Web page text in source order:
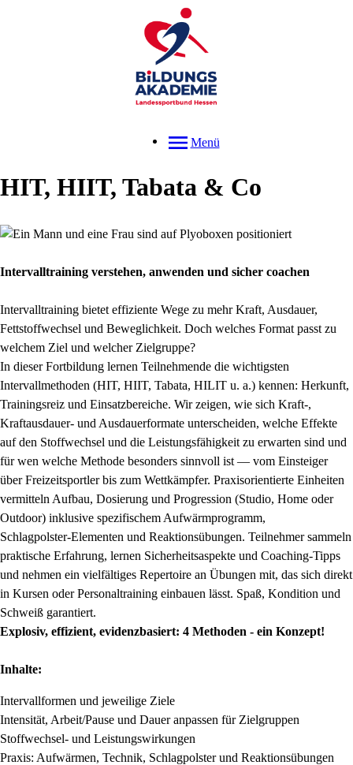
Menü
HIT, HIIT, Tabata & Co
Intervalltraining verstehen, anwenden und sicher coachen
Intervalltraining bietet effiziente Wege zu mehr Kraft, Ausdauer,
Fettstoffwechsel und Beweglichkeit. Doch welches Format passt zu
welchem Ziel und welcher Zielgruppe?
In dieser Fortbildung lernen Teilnehmende die wichtigsten
Intervallmethoden (HIT, HIIT, Tabata, HILIT u. a.) kennen: Herkunft,
Trainingsreiz und Einsatzbereiche. Wir zeigen, wie sich Kraft-,
Kraftausdauer‑ und Ausdauerformate unterscheiden, welche Effekte
auf den Stoffwechsel und die Leistungsfähigkeit zu erwarten sind und
für wen welche Methode besonders sinnvoll ist — vom Einsteiger
über Freizeitsportler bis zum Wettkämpfer. Praxisorientierte Einheiten
vermitteln Aufbau, Dosierung und Progression (Studio, Home oder
Outdoor) inklusive spezifischem Aufwärmprogramm,
Schlagpolster‑Elementen und Reaktionsübungen. Teilnehmer sammeln
praktische Erfahrung, lernen Sicherheitsaspekte und Coaching‑Tipps
und nehmen ein vielfältiges Repertoire an Übungen mit, das sich direkt
in Kursen oder Personaltraining einbauen lässt. Spaß, Kondition und
Schweiß garantiert.
Explosiv, effizient, evidenzbasiert: 4 Methoden - ein Konzept!
Inhalte:
Intervallformen und jeweilige Ziele
Intensität, Arbeit/Pause und Dauer anpassen für Zielgruppen
Stoffwechsel- und Leistungswirkungen
Praxis: Aufwärmen, Technik, Schlagpolster und Reaktionsübungen